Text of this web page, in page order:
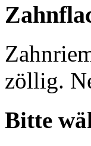
zöllig.
Bitte